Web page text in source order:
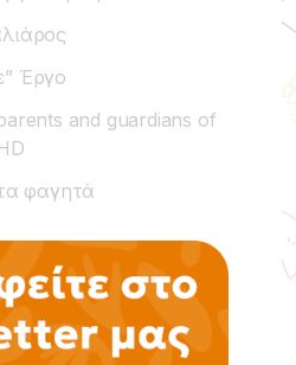
Έργο
and guardians of
φαγητά